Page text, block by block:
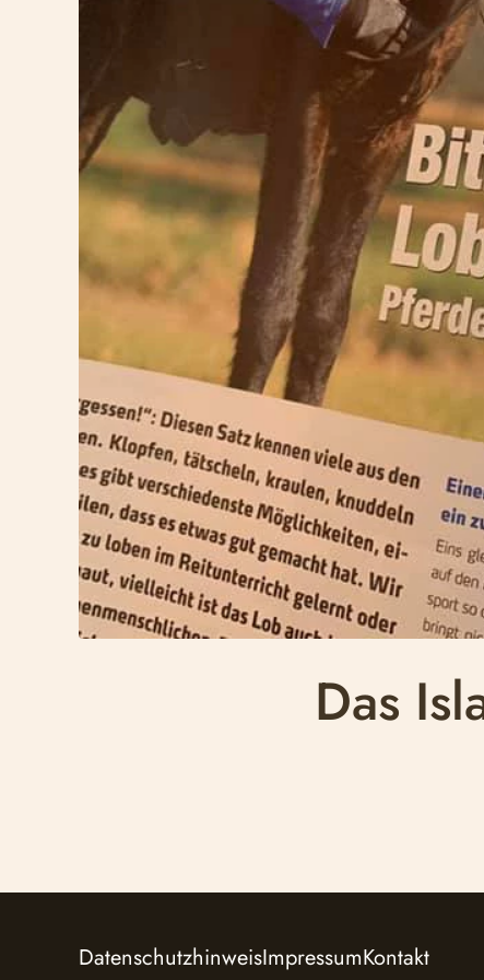
Das
DatenschutzhinweisImpressumKontakt